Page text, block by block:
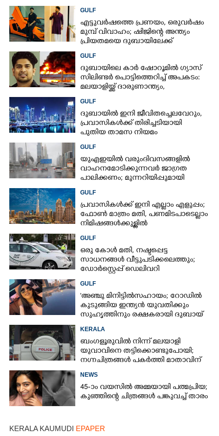
GULF
എട്ടുവർഷത്തെ പ്രണയം,​ ഒരുവർഷം
മുമ്പ് വിവാഹം; ഷിജിന്റെ അന്ത്യം
പ്രിയതമയെ ദുബായിലേക്ക്
GULF
ദുബായിലെ കാർ ഷോറൂമിൽ ഗ്യാസ്
സിലിണ്ടർ പൊട്ടിത്തെറിച്ച് അപകടം:
മലയാളിയ്ക്ക് ദാരുണാന്ത്യം,
GULF
ദുബായിൽ ഇനി ജീവിതച്ചെലവേറും,​
പ്രവാസികൾക്ക് തിരിച്ചടിയായി
പുതിയ താമസ നിയമം
GULF
യുഎഇയിൽ വരുംദിവസങ്ങളിൽ
വാഹനമോടിക്കുന്നവർ ജാഗ്രത
പാലിക്കണം; മുന്നറിയിപ്പുമായി
GULF
പ്രവാസികൾക്ക് ഇനി എല്ലാം എളുപ്പം;
ഫോൺ മാത്രം മതി,​ പണമിടപാടെല്ലാം
നിമിഷങ്ങൾക്കുള്ളിൽ
GULF
ഒരു കോൾ മതി,​ നഷ്ടപ്പെട്ട
സാധനങ്ങൾ വീട്ടുപടിക്കലെത്തും;​
ഡോർസ്റ്റെപ്പ് ഡെലിവറി
GULF
'അഞ്ചു മിനിട്ടിൽസഹായം; റോഡിൽ
കുടുങ്ങിയ ഇന്ത്യൻ യുവതിക്കും
സുഹൃത്തിനും രക്ഷകരായി ദുബായ്
KERALA
ബംഗളൂരുവിൽ നിന്ന് മലയാളി
യുവാവിനെ തട്ടിക്കൊണ്ടുപോയി;
നഗ്നചിത്രങ്ങൾ പകർത്തി മാതാവിന്
NEWS
45-ാം വയസിൽ അമ്മയായി പത്മപ്രിയ;
കുഞ്ഞിന്റെ ചിത്രങ്ങൾ പങ്കുവച്ച് താരം
KERALA KAUMUDI EPAPER